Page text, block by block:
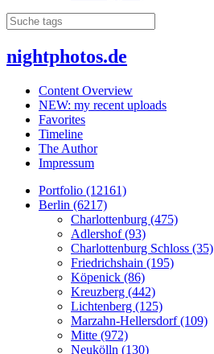
nightphotos.de
Content Overview
NEW: my recent uploads
Favorites
Timeline
The Author
Impressum
Portfolio (12161)
Berlin (6217)
Charlottenburg (475)
Adlershof (93)
Charlottenburg Schloss (35)
Friedrichshain (195)
Köpenick (86)
Kreuzberg (442)
Lichtenberg (125)
Marzahn-Hellersdorf (109)
Mitte (972)
Neukölln (130)